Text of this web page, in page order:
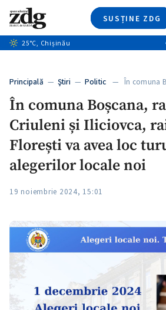
SUSȚINE ZDG
+6
+2
Caută
25°C, Chișinău
Principală — Ştiri — Politic — În comuna
În comuna Boșcana,
Criuleni și Iliciovca,
Florești va avea loc
alegerilor locale noi
19 noiembrie 2024, 15:01